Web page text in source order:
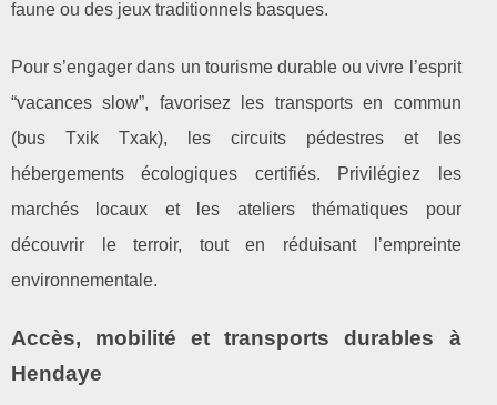
faune ou des jeux traditionnels basques.
Pour s’engager dans un tourisme durable ou vivre l’esprit
“vacances slow”, favorisez les transports en commun
(bus Txik Txak), les circuits pédestres et les
hébergements écologiques certifiés. Privilégiez les
marchés locaux et les ateliers thématiques pour
découvrir le terroir, tout en réduisant l’empreinte
environnementale.
Accès, mobilité et transports durables à
Hendaye